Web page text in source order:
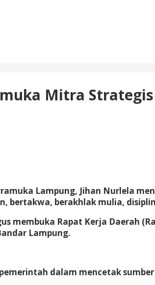
Mitra
Lampung, Jihan Nurlela
bertakwa, berakhlak mulia,
membuka Rapat Kerja Daerah
Lampung.
dalam mencetak